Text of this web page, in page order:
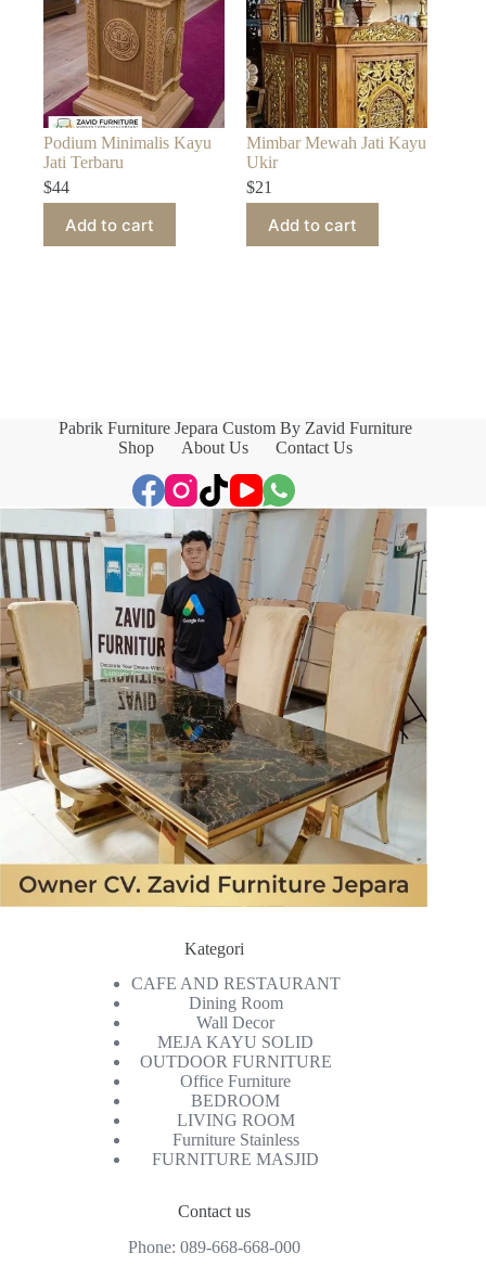
Podium Minimalis Kayu
Jati Terbaru
$44
Add to cart
Mimbar Mewah Jati Kayu
Ukir
$21
Add to cart
Pabrik Furniture Jepara Custom By Zavid Furniture
Shop
About Us Contact Us
Kategori
CAFE AND RESTAURANT
Dining Room
Wall Decor
MEJA KAYU SOLID
OUTDOOR FURNITURE
Office Furniture
BEDROOM
LIVING ROOM
Furniture Stainless
FURNITURE MASJID
Contact us
Phone: 089-668-668-000